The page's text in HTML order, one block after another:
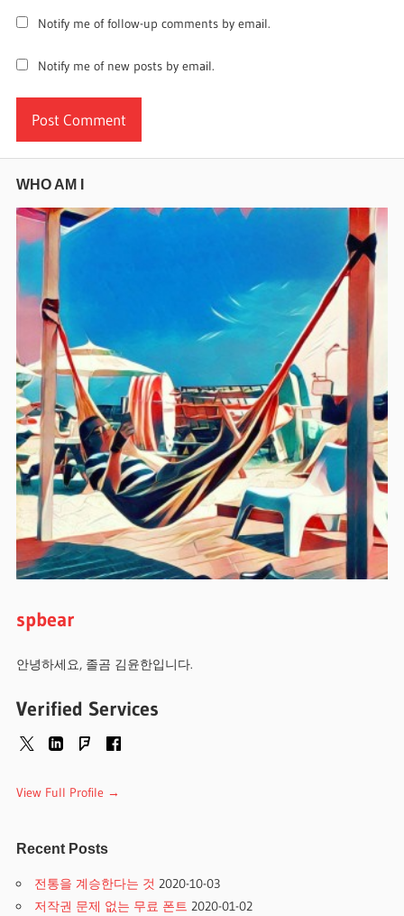
Notify me of follow-up comments by email.
Notify me of new posts by email.
WHO AM I
spbear
안녕하세요, 졸곰 김윤한입니다.
Verified Services
View Full Profile →
Recent Posts
전통을 계승한다는 것 2020-10-03
저작권 문제 없는 무료 폰트 2020-01-02